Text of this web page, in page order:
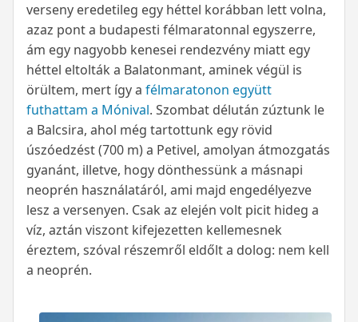
verseny eredetileg egy héttel korábban lett volna,
azaz pont a budapesti félmaratonnal egyszerre,
ám egy nagyobb kenesei rendezvény miatt egy
héttel eltolták a Balatonmant, aminek végül is
örültem, mert így a félmaratonon együtt
futhattam a Mónival. Szombat délután zúztunk le
a Balcsira, ahol még tartottunk egy rövid
úszóedzést (700 m) a Petivel, amolyan átmozgatás
gyanánt, illetve, hogy dönthessünk a másnapi
neoprén használatáról, ami majd engedélyezve
lesz a versenyen. Csak az elején volt picit hideg a
víz, aztán viszont kifejezetten kellemesnek
éreztem, szóval részemről eldőlt a dolog: nem kell
a neoprén.